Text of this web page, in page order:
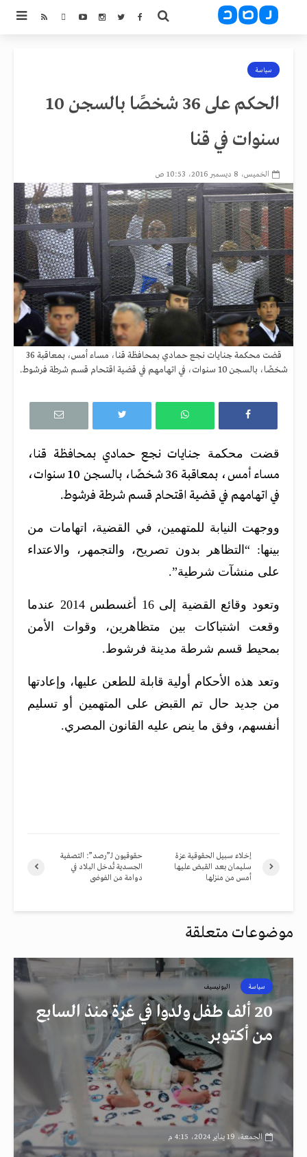
سياسة
الحكم على 36 شخصًا بالسجن 10
سنوات في قنا
الخميس، 8 ديسمبر 2016، 10:53 ص
قضت محكمة جنايات نجع حمادي بمحافظة قنا، مساء أمس، بمعاقبة 36
شخصًا، بالسجن 10 سنوات، في اتهامهم في قضية اقتحام قسم شرطة فرشوط.
قضت محكمة جنايات نجع حمادي بمحافظة قنا،
مساء أمس، بمعاقبة 36 شخصًا، بالسجن 10 سنوات،
في اتهامهم في قضية اقتحام قسم شرطة فرشوط.
ووجهت النيابة للمتهمين، في القضية، اتهامات من
بينها: “التظاهر بدون تصريح، والتجمهر، والاعتداء
على منشآت شرطية”.
وتعود وقائع القضية إلى 16 أغسطس 2014 عندما
وقعت اشتباكات بين متظاهرين، وقوات الأمن
بمحيط قسم شرطة مدينة فرشوط.
وتعد هذه الأحكام أولية قابلة للطعن عليها، وإعادتها
من جديد حال تم القبض على المتهمين أو تسليم
أنفسهم، وفق ما ينص عليه القانون المصري.
حقوقيون لـ”رصد”: التصفية
الجسدية تُدخل البلاد في
دوامة من الفوضى
إخلاء سبيل الحقوقية عزة
سليمان بعد القبض عليها
أمس من منزلها
موضوعات متعلقة
سياسة اليونيسيف
20 ألف طفل ولدوا في غزة منذ السابع
من أكتوبر
الجمعة، 19 يناير 2024، 4:15 م